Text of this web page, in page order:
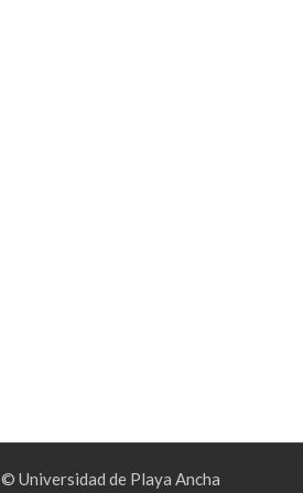
© Universidad de Playa Ancha